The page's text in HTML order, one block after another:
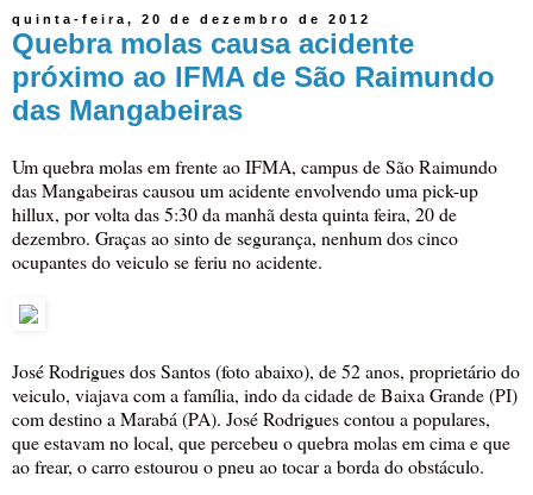
quinta-feira, 20 de dezembro de 2012
Quebra molas causa acidente
próximo ao IFMA de São Raimundo
das Mangabeiras
Um quebra molas em frente ao IFMA, campus de São Raimundo
das Mangabeiras causou um acidente envolvendo uma pick-up
hillux, por volta das 5:30 da manhã desta quinta feira, 20 de
dezembro. Graças ao sinto de segurança, nenhum dos cinco
ocupantes do veiculo se feriu no acidente.
José Rodrigues dos Santos (foto abaixo), de 52 anos, proprietário do
veiculo, viajava com a família, indo da cidade de Baixa Grande (PI)
com destino a Marabá (PA). José Rodrigues contou a populares,
que estavam no local, que percebeu o quebra molas em cima e que
ao frear, o carro estourou o pneu ao tocar a borda do obstáculo.